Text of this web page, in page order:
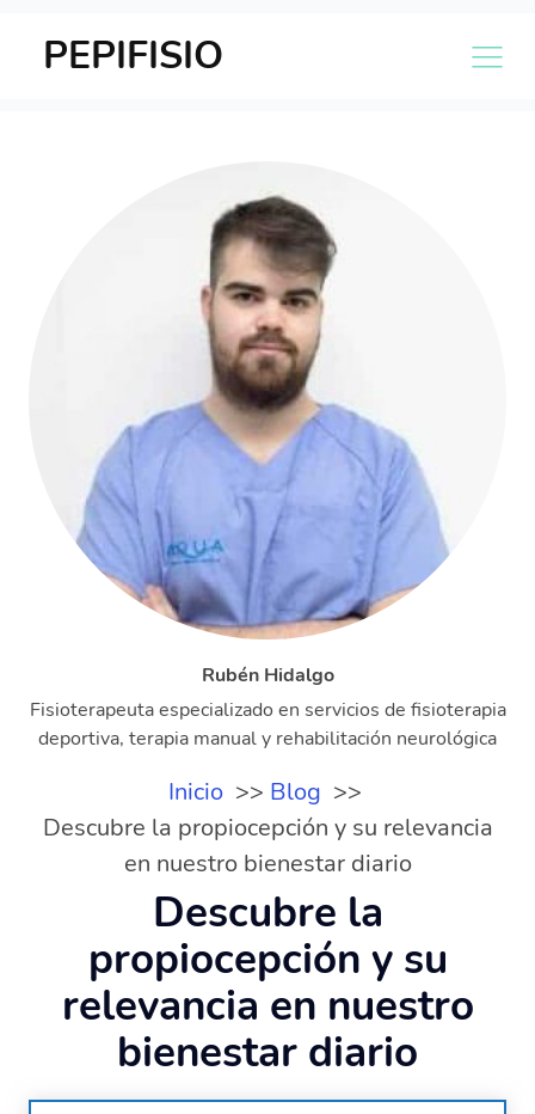
PEPIFISIO
Rubén Hidalgo
Fisioterapeuta especializado en servicios de fisioterapia
deportiva, terapia manual y rehabilitación neurológica
Inicio
Blog
Descubre la propiocepción y su relevancia
en nuestro bienestar diario
Descubre la
propiocepción y su
relevancia en nuestro
bienestar diario